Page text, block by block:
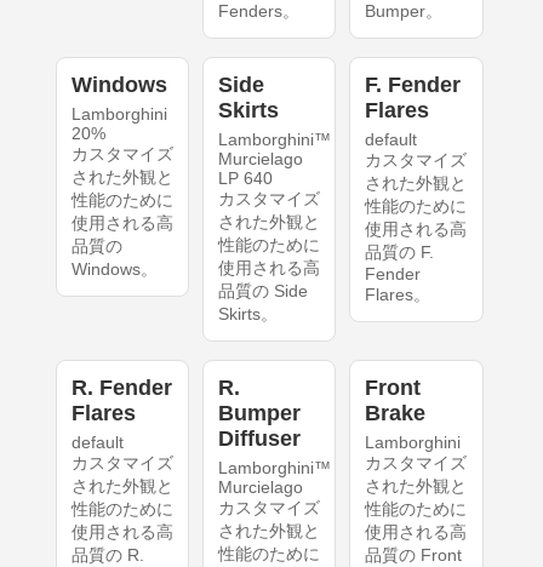
Fenders。
Bumper。
Windows
Lamborghini
20%
カスタマイズ
された外観と
性能のために
使用される高
品質の
Windows。
Side
Skirts
Lamborghini™
Murcielago
LP 640
カスタマイズ
された外観と
性能のために
使用される高
品質の Side
Skirts。
F. Fender
Flares
default
カスタマイズ
された外観と
性能のために
使用される高
品質の F.
Fender
Flares。
R. Fender
Flares
default
カスタマイズ
された外観と
性能のために
使用される高
品質の R.
R.
Bumper
Diffuser
Lamborghini™
Murcielago
カスタマイズ
された外観と
性能のために
Front
Brake
Lamborghini
カスタマイズ
された外観と
性能のために
使用される高
品質の Front